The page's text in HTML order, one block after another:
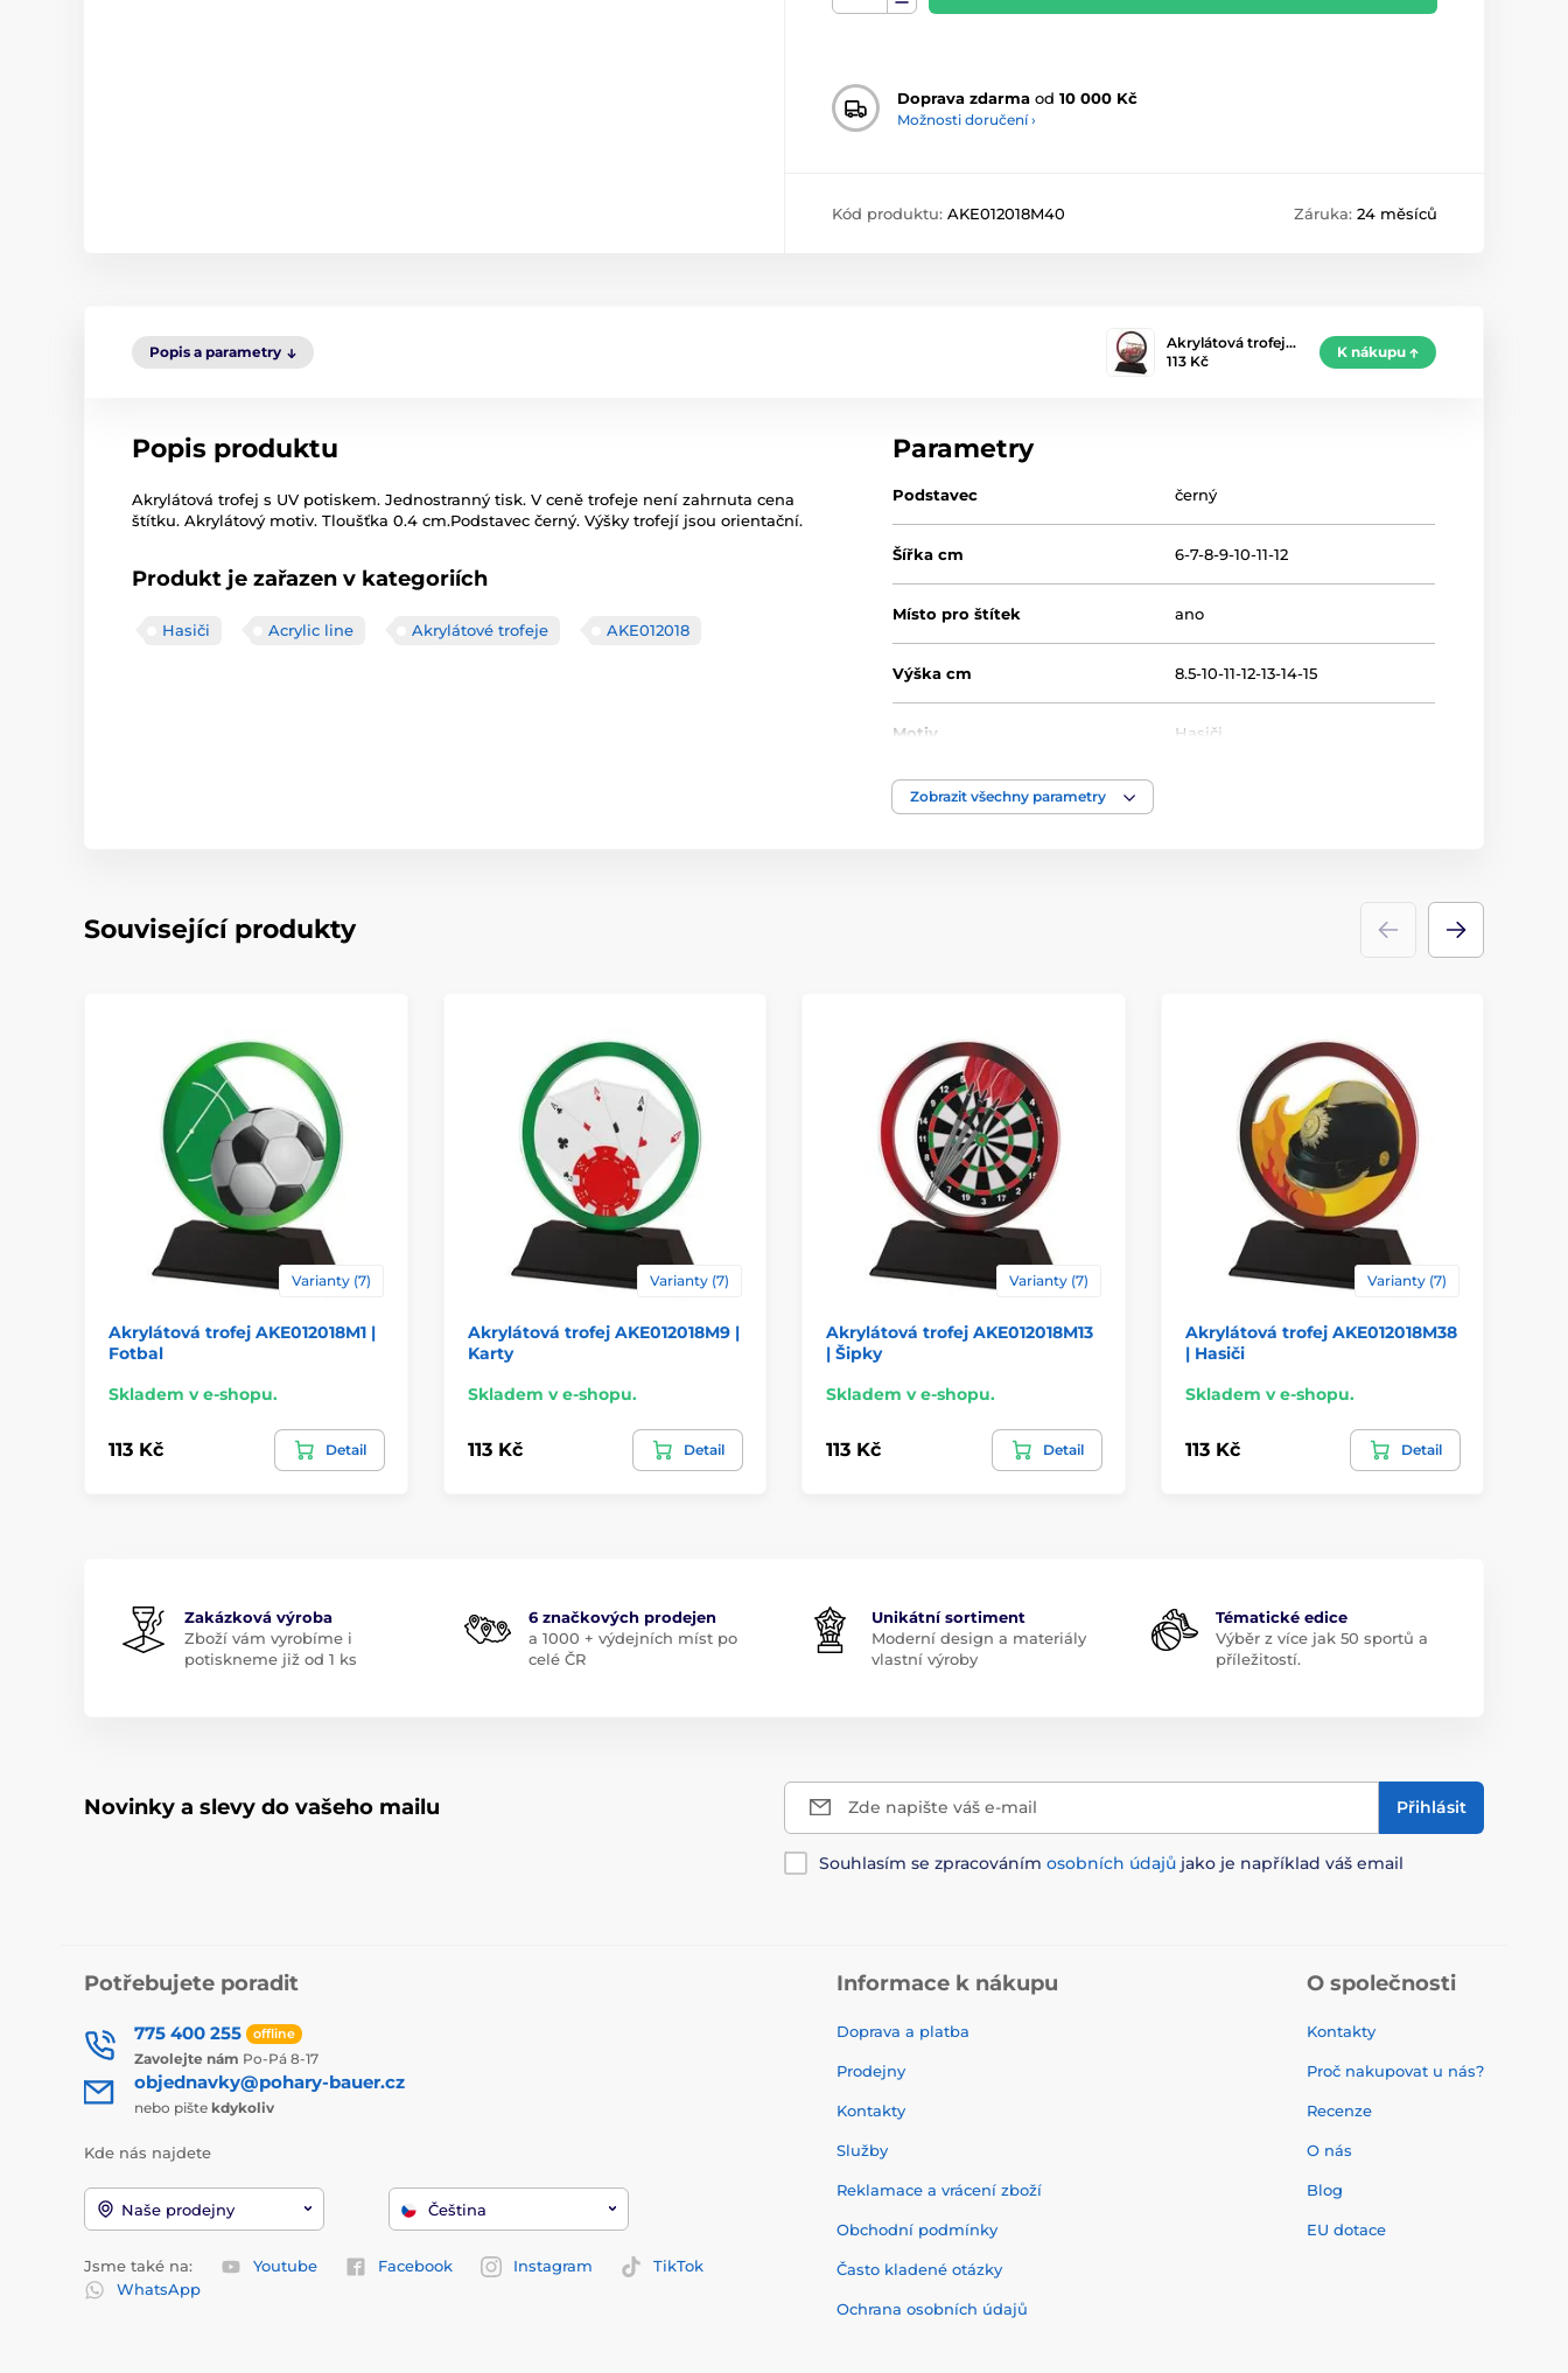
Doprava zdarma od 10 000 Kč
Možnosti doručení ›
Kód produktu: AKE012018M40 Záruka: 24 měsíců
Popis a parametry
Akrylátová trofej…
113 Kč
K nákupu
Popis produktu
Akrylátová trofej s UV potiskem. Jednostranný tisk. V ceně trofeje není zahrnuta cena
štítku. Akrylátový motiv. Tloušťka 0.4 cm.Podstavec černý. Výšky trofejí jsou orientační.
Produkt je zařazen v kategoriích
Hasiči Acrylic line Akrylátové trofeje AKE012018
Parametry
Podstavec černý
Šířka cm 6-7-8-9-10-11-12
Místo pro štítek ano
Výška cm 8.5-10-11-12-13-14-15
Motiv Hasiči
Typ ocenění
Zobrazit všechny parametry
Související produkty
Varianty (7)
Akrylátová trofej AKE012018M1 |
Fotbal
Skladem v e-shopu.
113 Kč Detail
Varianty (7)
Akrylátová trofej AKE012018M9 |
Karty
Skladem v e-shopu.
113 Kč Detail
Varianty (7)
Akrylátová trofej AKE012018M13
| Šipky
Skladem v e-shopu.
113 Kč Detail
Varianty (7)
Akrylátová trofej AKE012018M38
| Hasiči
Skladem v e-shopu.
113 Kč Detail
Zakázková výroba
Zboží vám vyrobíme i
potiskneme již od 1 ks
6 značkových prodejen
a 1000 + výdejních míst po
celé ČR
Unikátní sortiment
Moderní design a materiály
vlastní výroby
Tématické edice
Výběr z více jak 50 sportů a
příležitostí.
Novinky a slevy do vašeho mailu Zde napište váš e-mail Přihlásit
Souhlasím se zpracováním osobních údajů jako je například váš email
Potřebujete poradit
775 400 255 offline
Zavolejte nám Po-Pá 8-17
objednavky@pohary-bauer.cz
nebo pište kdykoliv
Kde nás najdete
Naše prodejny Čeština
Jsme také na: Youtube Facebook Instagram
TikTok
WhatsApp
Informace k nákupu
Doprava a platba
Prodejny
Kontakty
Služby
Reklamace a vrácení zboží
Obchodní podmínky
Často kladené otázky
Ochrana osobních údajů
O společnosti
Kontakty
Proč nakupovat u nás?
Recenze
O nás
Blog
EU dotace